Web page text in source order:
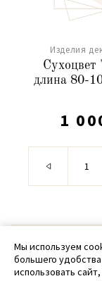
Изделия
Сухоцвет
длина 80-
1
Мы используем
большего
использовать